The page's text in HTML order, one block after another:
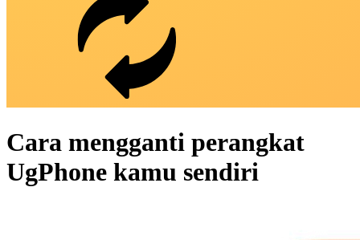
Cara mengganti perangkat
UgPhone kamu sendiri